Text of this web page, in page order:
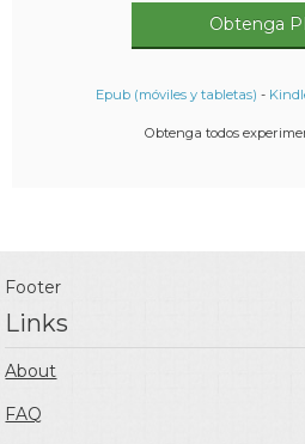
Obtenga
Epub (móviles y tabletas) -
Obtenga todos
Footer
Links
About
FAQ